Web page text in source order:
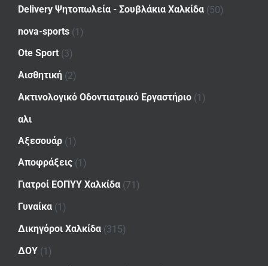
Delivery Ψητοπωλεία - Σουβλάκια Χαλκίδα (50)
nova-sports (1)
Ote Sport (3)
Αισθητική (2)
Ακτινολογικό Οδοντιατρικό Εργαστήριο (1)
αλι
Αξεσουάρ (1)
Αποφράξεις (1)
Γιατροί ΕΟΠΥΥ Χαλκίδα (71)
Γυναίκα (1)
Δικηγόροι Χαλκίδα (315)
ΔΟΥ (1)